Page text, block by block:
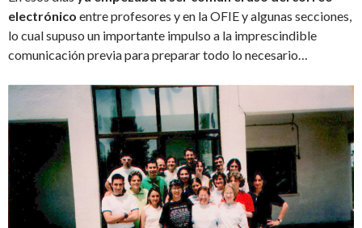
electrónico entre profesores y en la OFIE y algunas secciones,
lo cual supuso un importante impulso a la imprescindible
comunicación previa para preparar todo lo necesario…